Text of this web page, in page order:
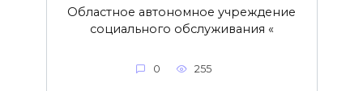
Областное автономное учреждение
социального обслуживания «
0 255